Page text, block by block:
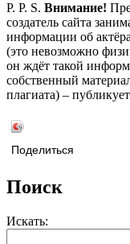
P. P. S. Внимание!
создатель сайта
информации об
(это невозможно
он ждёт такой
собственный
плагиата) – публикует
Поделиться
Поиск
Искать: